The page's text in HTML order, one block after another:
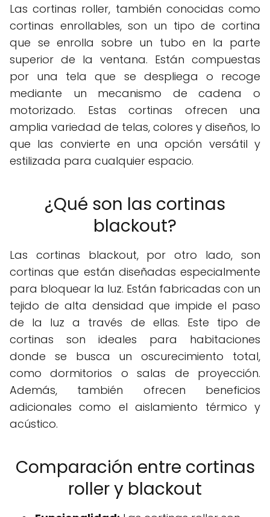
Las cortinas roller, también conocidas como
cortinas enrollables, son un tipo de cortina
que se enrolla sobre un tubo en la parte
superior de la ventana. Están compuestas
por una tela que se despliega o recoge
mediante un mecanismo de cadena o
motorizado. Estas cortinas ofrecen una
amplia variedad de telas, colores y diseños, lo
que las convierte en una opción versátil y
estilizada para cualquier espacio.
¿Qué son las cortinas
blackout?
Las cortinas blackout, por otro lado, son
cortinas que están diseñadas especialmente
para bloquear la luz. Están fabricadas con un
tejido de alta densidad que impide el paso
de la luz a través de ellas. Este tipo de
cortinas son ideales para habitaciones
donde se busca un oscurecimiento total,
como dormitorios o salas de proyección.
Además, también ofrecen beneficios
adicionales como el aislamiento térmico y
acústico.
Comparación entre cortinas
roller y blackout